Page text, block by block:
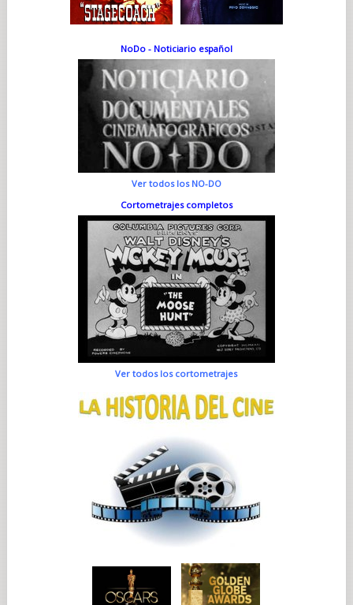
NoDo - Noticiario español
Ver todos los NO-DO
Cortometrajes completos
Ver todos los cortometrajes